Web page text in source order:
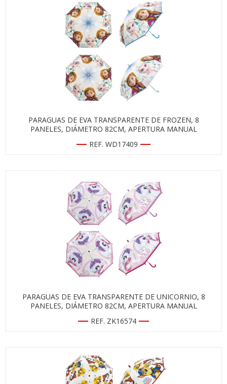
PARAGUAS DE EVA TRANSPARENTE DE FROZEN, 8
PANELES, DIÁMETRO 82CM, APERTURA MANUAL
REF. WD17409
PARAGUAS DE EVA TRANSPARENTE DE UNICORNIO, 8
PANELES, DIÁMETRO 82CM, APERTURA MANUAL
REF. ZK16574